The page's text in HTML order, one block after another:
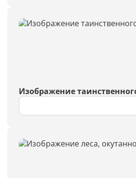
Изображение